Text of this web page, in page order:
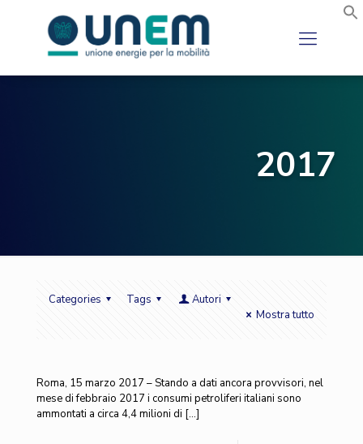
2017
Categories Tags
Autori
Mostra tutto
Roma, 15 marzo 2017 – Stando a dati ancora provvisori, nel
mese di febbraio 2017 i consumi petroliferi italiani sono
ammontati a circa 4,4 milioni di […]